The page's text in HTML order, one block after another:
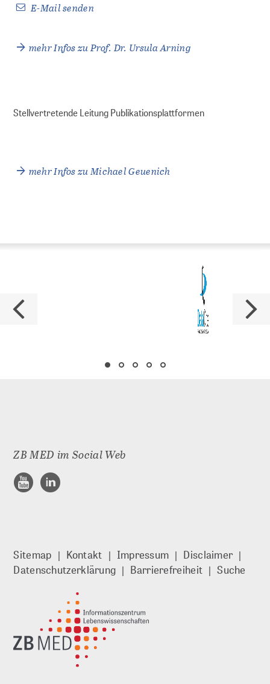
E-Mail senden
mehr Infos zu Prof. Dr. Ursula Arning
Stellvertretende Leitung Publikationsplattformen
mehr Infos zu Michael Geuenich
ZB MED im Social Web
Sitemap Kontakt Impressum
Disclaimer
Datenschutzerklärung
Barrierefreiheit Suche